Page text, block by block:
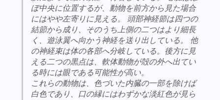
ぼ中央に位置するが、動物を前方から見た場合
にはやや左寄りに見える。 頭部神経節は四つの
結節から成り、そのうち上側の二つはより細長
く、遊泳翼へ向かう神経を送り出している。 他
の神経束は体の各部へ分岐している。後方に見
える二つの黒点は、軟体動物が殻の外へ出てい
る時には眼である可能性が高い。
これらの動物は、色づいた内臓の一部を除けば
白色であり、口の縁にはわずかな淡紅色が見ら